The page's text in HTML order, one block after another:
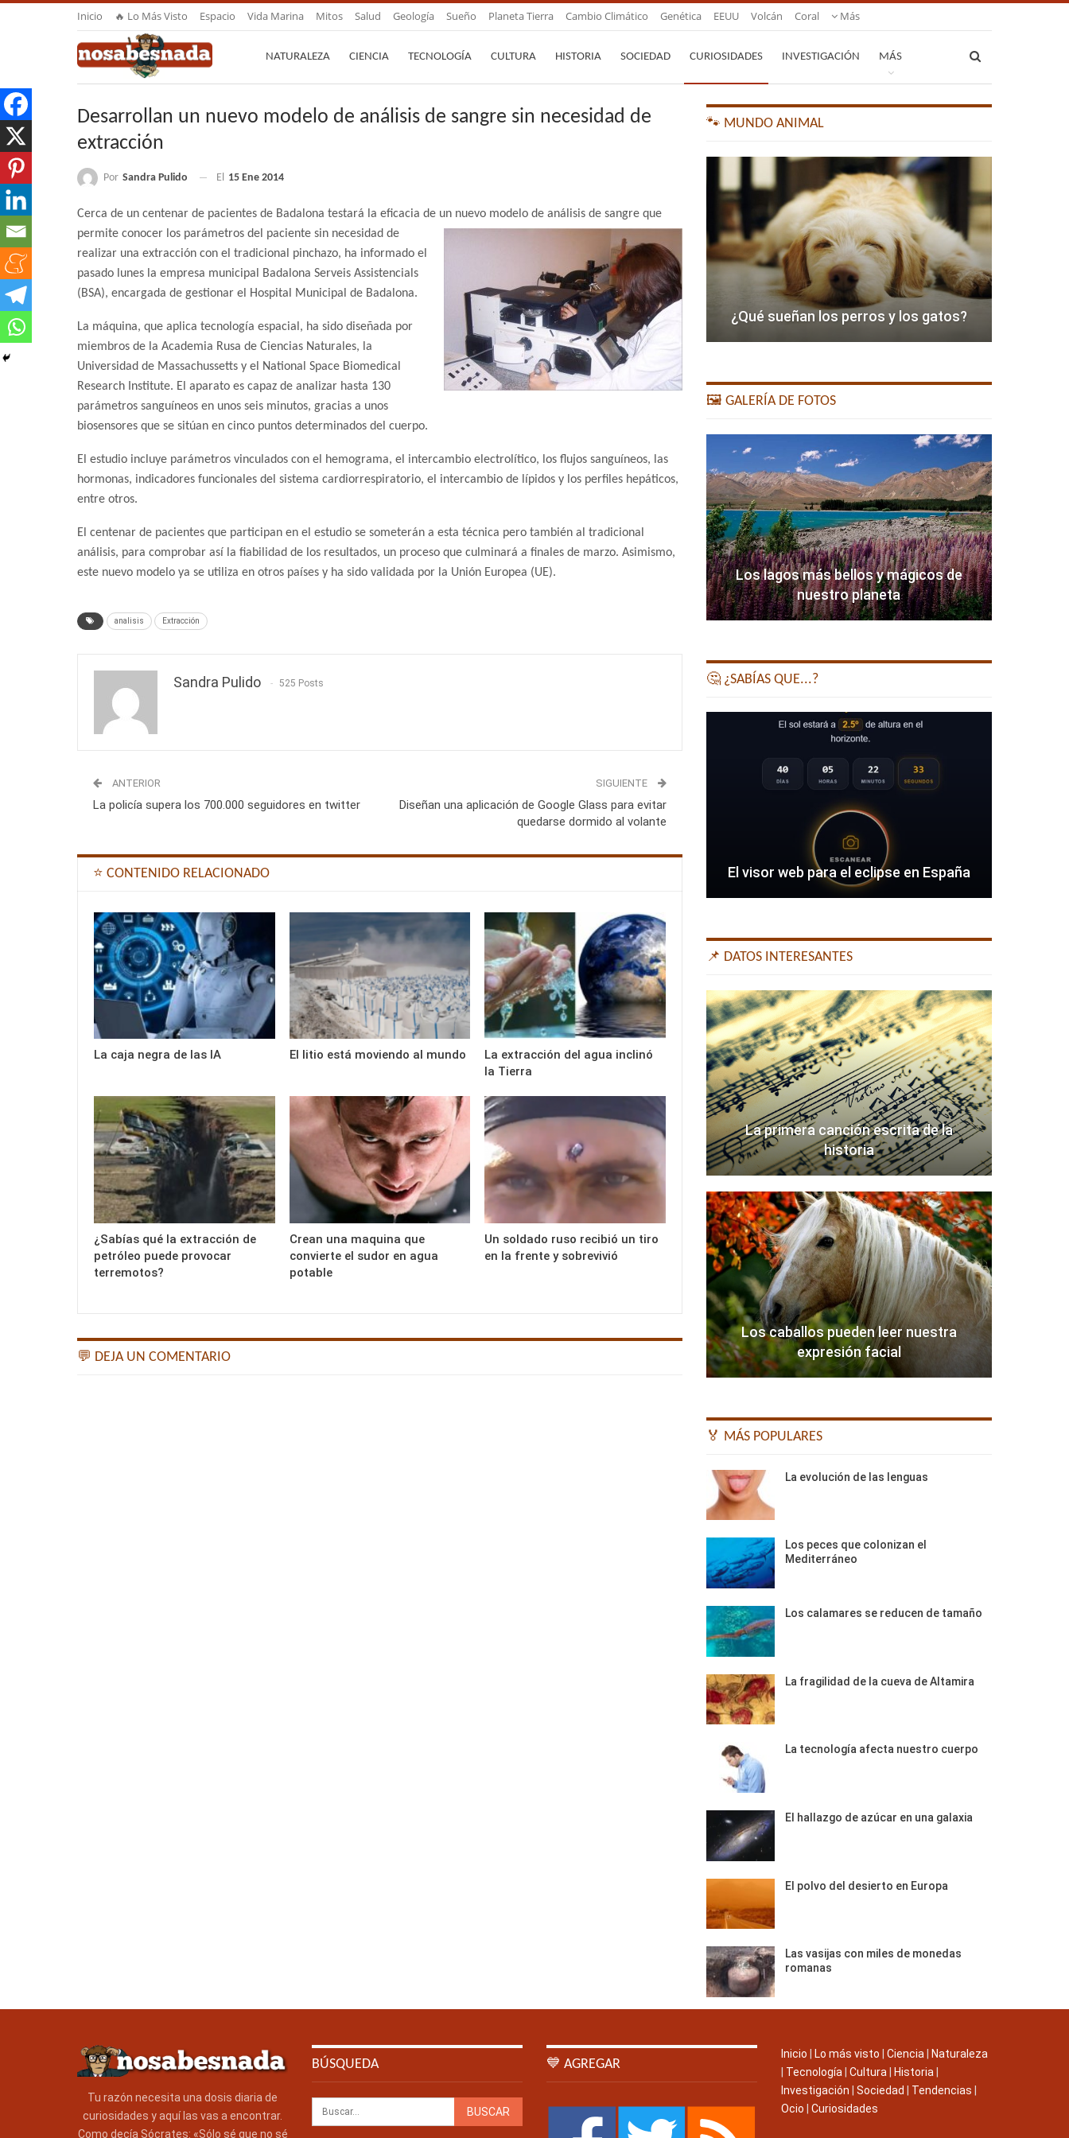
Inicio 🔥 Lo Más Visto Espacio Vida Marina Mitos Salud Geología Sueño Planeta Tierra Cambio Climático Genética EEUU Volcán Coral Más
NATURALEZA CIENCIA TECNOLOGÍA CULTURA HISTORIA SOCIEDAD CURIOSIDADES INVESTIGACIÓN MÁS
Desarrollan un nuevo modelo de análisis de sangre sin necesidad de
extracción
Por Sandra Pulido El 15 Ene 2014
Cerca de un centenar de pacientes de Badalona testará la eficacia de un nuevo modelo de análisis de sangre que
permite conocer los parámetros del paciente sin necesidad de
realizar una extracción con el tradicional pinchazo, ha informado el
pasado lunes la empresa municipal Badalona Serveis Assistencials
(BSA), encargada de gestionar el Hospital Municipal de Badalona.
La máquina, que aplica tecnología espacial, ha sido diseñada por
miembros de la Academia Rusa de Ciencias Naturales, la
Universidad de Massachussetts y el National Space Biomedical
Research Institute. El aparato es capaz de analizar hasta 130
parámetros sanguíneos en unos seis minutos, gracias a unos
biosensores que se sitúan en cinco puntos determinados del cuerpo.
El estudio incluye parámetros vinculados con el hemograma, el intercambio electrolítico, los flujos sanguíneos, las
hormonas, indicadores funcionales del sistema cardiorrespiratorio, el intercambio de lípidos y los perfiles hepáticos,
entre otros.
El centenar de pacientes que participan en el estudio se someterán a esta técnica pero también al tradicional
análisis, para comprobar así la fiabilidad de los resultados, un proceso que culminará a finales de marzo. Asimismo,
este nuevo modelo ya se utiliza en otros países y ha sido validada por la Unión Europea (UE).
analisis Extracción
Sandra Pulido 525 Posts
ANTERIOR
La policía supera los 700.000 seguidores en twitter
SIGUIENTE
Diseñan una aplicación de Google Glass para evitar
quedarse dormido al volante
⭐ CONTENIDO RELACIONADO
La caja negra de las IA El litio está moviendo al mundo
La extracción del agua inclinó
la Tierra
¿Sabías qué la extracción de
petróleo puede provocar
terremotos?
Crean una maquina que
convierte el sudor en agua
potable
Un soldado ruso recibió un tiro
en la frente y sobrevivió
💬 DEJA UN COMENTARIO
🐾 MUNDO ANIMAL
¿Qué sueñan los perros y los gatos?
🖼️ GALERÍA DE FOTOS
Los lagos más bellos y mágicos de
nuestro planeta
🤔 ¿SABÍAS QUE...?
El visor web para el eclipse en España
📌 DATOS INTERESANTES
La primera canción escrita de la
historia
Los caballos pueden leer nuestra
expresión facial
🏅 MÁS POPULARES
La evolución de las lenguas
Los peces que colonizan el
Mediterráneo
Los calamares se reducen de tamaño
La fragilidad de la cueva de Altamira
La tecnología afecta nuestro cuerpo
El hallazgo de azúcar en una galaxia
El polvo del desierto en Europa
Las vasijas con miles de monedas
romanas
Tu razón necesita una dosis diaria de
curiosidades y aquí las vas a encontrar.
Como decía Sócrates: «Sólo sé que no sé
BÚSQUEDA 💙 AGREGAR
Inicio Lo más visto Ciencia
Naturaleza
Tecnología Cultura Historia
Investigación
Sociedad Tendencias
Ocio
Curiosidades